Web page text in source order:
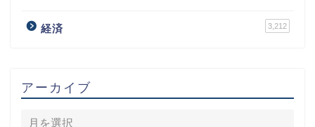
経済 3,212
アーカイブ